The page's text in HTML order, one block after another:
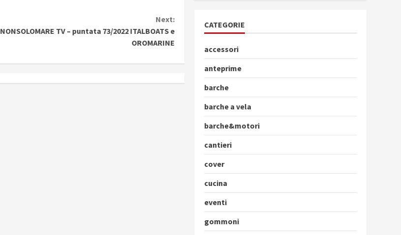
Next:
NONSOLOMARE TV – puntata 73/2022 ITALBOATS e
OROMARINE
CATEGORIE
accessori
anteprime
barche
barche a vela
barche&motori
cantieri
cover
cucina
eventi
gommoni